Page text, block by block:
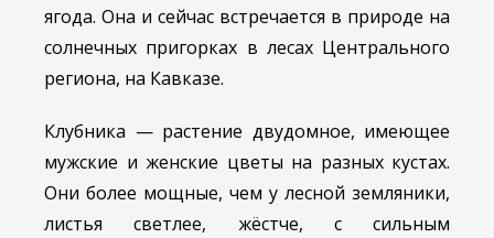
ягода. Она и сейчас встречается в природе на
солнечных пригорках в лесах Центрального
региона, на Кавказе.
Клубника — растение двудомное, имеющее
мужские и женские цветы на разных кустах.
Они более мощные, чем у лесной земляники,
листья светлее, жёстче, с сильным